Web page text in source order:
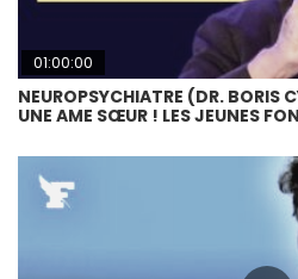
01:00:00
NEUROPSYCHIATRE (DR. BORIS
UNE AME SŒUR ! LES JEUNES